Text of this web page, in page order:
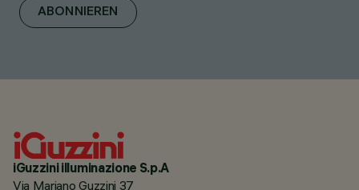
ABONNIEREN
iGuzzini illuminazione S.p.A
Via Mariano Guzzini 37